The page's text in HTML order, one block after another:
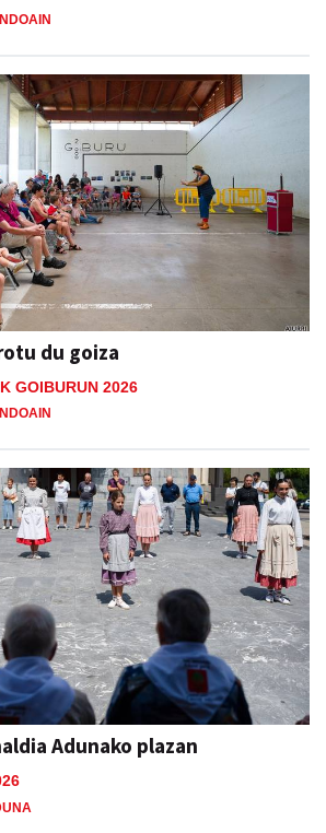
du goiza
GOIBURUN 2026
Adunako plazan